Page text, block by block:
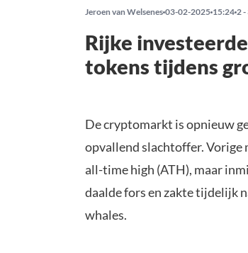
Jeroen van Welsenes 03-02-2025 15:24 2 -
Rijke
tokens tijdens
De cryptomarkt is opnieuw
opvallend slachtoffer. Vorige
all-time high (ATH), maar
daalde fors en zakte tijdelijk
whales.